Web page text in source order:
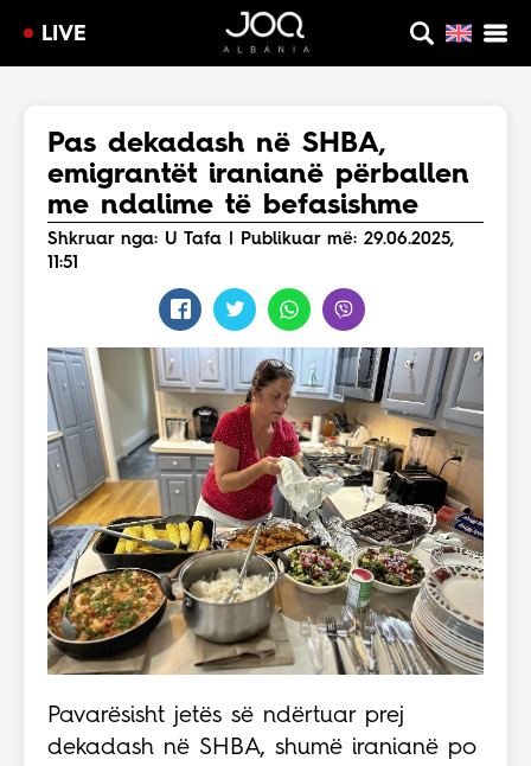
LIVE
Pas dekadash në SHBA,
emigrantët iranianë përballen
me ndalime të befasishme
Shkruar nga: U Tafa | Publikuar më: 29.06.2025,
11:51
Pavarësisht jetës së ndërtuar prej
dekadash në SHBA, shumë iranianë po